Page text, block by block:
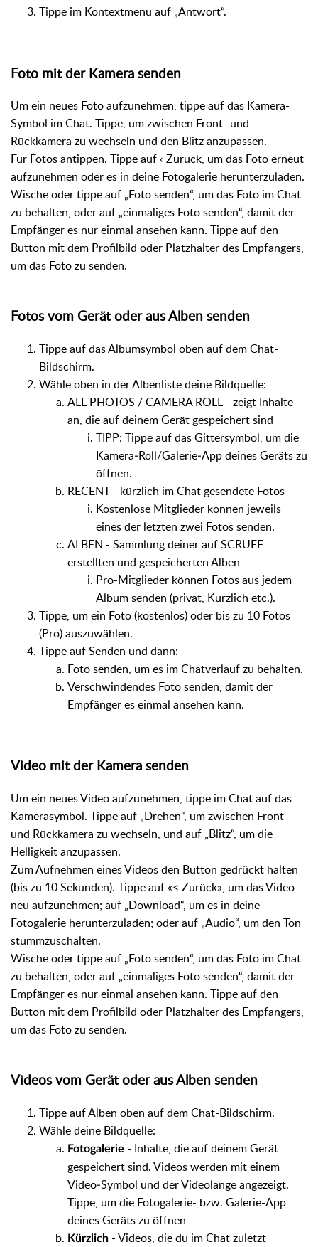
Tippe im Kontextmenü auf „Antwort“.
Foto mit der Kamera senden
Um ein neues Foto aufzunehmen, tippe auf das Kamera-
Symbol im Chat. Tippe, um zwischen Front- und
Rückkamera zu wechseln und den Blitz anzupassen.
Für Fotos antippen. Tippe auf ‹ Zurück, um das Foto erneut
aufzunehmen oder es in deine Fotogalerie herunterzuladen.
Wische oder tippe auf „Foto senden“, um das Foto im Chat
zu behalten, oder auf „einmaliges Foto senden“, damit der
Empfänger es nur einmal ansehen kann. Tippe auf den
Button mit dem Profilbild oder Platzhalter des Empfängers,
um das Foto zu senden.
Fotos vom Gerät oder aus Alben senden
Tippe auf das Albumsymbol oben auf dem Chat-
Bildschirm.
Wähle oben in der Albenliste deine Bildquelle:
ALL PHOTOS / CAMERA ROLL - zeigt Inhalte
an, die auf deinem Gerät gespeichert sind
TIPP: Tippe auf das Gittersymbol, um die
Kamera‑Roll/Galerie‑App deines Geräts zu
öffnen.
RECENT - kürzlich im Chat gesendete Fotos
Kostenlose Mitglieder können jeweils
eines der letzten zwei Fotos senden.
ALBEN - Sammlung deiner auf SCRUFF
erstellten und gespeicherten Alben
Pro-Mitglieder können Fotos aus jedem
Album senden (privat, Kürzlich etc.).
Tippe, um ein Foto (kostenlos) oder bis zu 10 Fotos
(Pro) auszuwählen.
Tippe auf Senden und dann:
Foto senden, um es im Chatverlauf zu behalten.
Verschwindendes Foto senden, damit der
Empfänger es einmal ansehen kann.
Video mit der Kamera senden
Um ein neues Video aufzunehmen, tippe im Chat auf das
Kamerasymbol. Tippe auf „Drehen“, um zwischen Front-
und Rückkamera zu wechseln, und auf „Blitz“, um die
Helligkeit anzupassen.
Zum Aufnehmen eines Videos den Button gedrückt halten
(bis zu 10 Sekunden). Tippe auf «< Zurück», um das Video
neu aufzunehmen; auf „Download“, um es in deine
Fotogalerie herunterzuladen; oder auf „Audio“, um den Ton
stummzuschalten.
Wische oder tippe auf „Foto senden“, um das Foto im Chat
zu behalten, oder auf „einmaliges Foto senden“, damit der
Empfänger es nur einmal ansehen kann. Tippe auf den
Button mit dem Profilbild oder Platzhalter des Empfängers,
um das Foto zu senden.
Videos vom Gerät oder aus Alben senden
Tippe auf Alben oben auf dem Chat-Bildschirm.
Wähle deine Bildquelle:
Fotogalerie - Inhalte, die auf deinem Gerät
gespeichert sind. Videos werden mit einem
Video‑Symbol und der Videolänge angezeigt.
Tippe, um die Fotogalerie- bzw. Galerie-App
deines Geräts zu öffnen
Kürzlich - Videos, die du im Chat zuletzt